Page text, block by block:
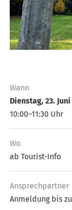
Wann
Dienstag, 23.
10:00–11:30 Uhr
Wo
ab Tourist-Info
Ansprech­partner
Anmeldung bis